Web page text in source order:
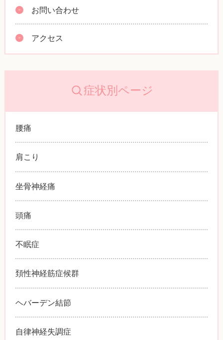
お問い合わせ
アクセス
症状別ページ
腰痛
肩こり
坐骨神経痛
頭痛
不眠症
頚性神経筋症候群
ヘバーデン結節
自律神経失調症